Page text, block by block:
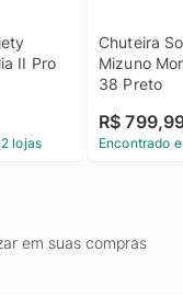
II Pro
lojas
Chuteira
Mizuno
38 Preto
R$
Encontrado
em suas compras